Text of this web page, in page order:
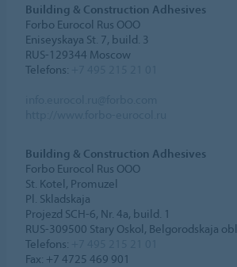
Building & Construction Adhesives
Forbo Eurocol Rus OOO
Eniseyskaya St. 7, build. 3
RUS-129344 Moscow
Telefons:
Building & Construction Adhesives
Forbo Eurocol Rus OOO
St. Kotel, Promuzel
Pl. Skladskaja
Projezd SCH-6, Nr. 4a, build. 1
RUS-309500 Stary Oskol, Belgorodskaja obl.
Telefons:
Fax: +7 4725 469 901